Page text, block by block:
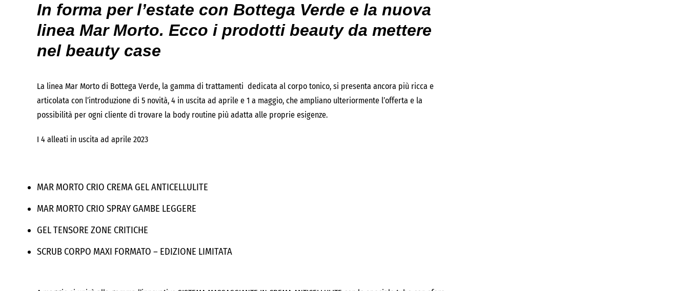
In forma per l’estate con Bottega Verde e la nuova
linea Mar Morto. Ecco i prodotti beauty da mettere
nel beauty case
La linea Mar Morto di Bottega Verde, la gamma di trattamenti dedicata al corpo tonico, si presenta ancora più ricca e
articolata con l’introduzione di 5 novità, 4 in uscita ad aprile e 1 a maggio, che ampliano ulteriormente l’offerta e la
possibilità per ogni cliente di trovare la body routine più adatta alle proprie esigenze.
I 4 alleati in uscita ad aprile 2023
MAR MORTO CRIO CREMA GEL ANTICELLULITE
MAR MORTO CRIO SPRAY GAMBE LEGGERE
GEL TENSORE ZONE CRITICHE
SCRUB CORPO MAXI FORMATO – EDIZIONE LIMITATA